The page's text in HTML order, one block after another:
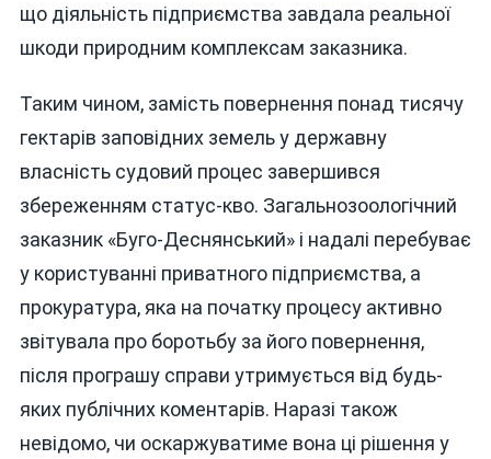
що діяльність підприємства завдала реальної
шкоди природним комплексам заказника.
Таким чином, замість повернення понад тисячу
гектарів заповідних земель у державну
власність судовий процес завершився
збереженням статус-кво. Загальнозоологічний
заказник «Буго-Деснянський» і надалі перебуває
у користуванні приватного підприємства, а
прокуратура, яка на початку процесу активно
звітувала про боротьбу за його повернення,
після програшу справи утримується від будь-
яких публічних коментарів. Наразі також
невідомо, чи оскаржуватиме вона ці рішення у